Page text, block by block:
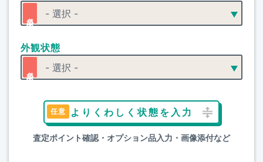
外観状態
よりくわしく状態を入力
査定ポイント確認・オプション品入力・画像添付など